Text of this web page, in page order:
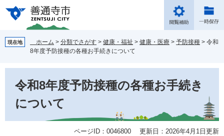
の
先
で
ー
を
ば
へ
現在地 ホーム > 分類でさがす > 健康・福祉 > 健康・医療 > 予防接種 > 令和
8年度予防接種の各種お手続きについて
令和8年度予防接種の各種お手続き
について
ページID：0046800 更新日：2026年4月1日更新